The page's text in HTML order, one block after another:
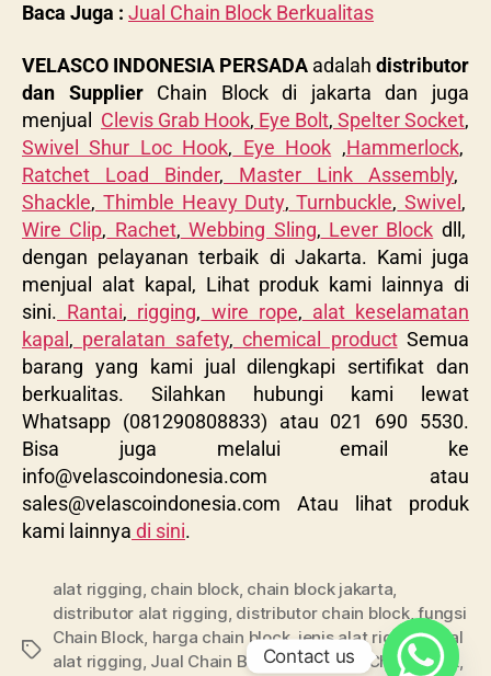
Baca Juga : Jual Chain Block Berkualitas
VELASCO INDONESIA PERSADA adalah distributor
dan SupplierChain Block di jakarta dan juga
menjual Clevis Grab Hook, Eye Bolt, Spelter Socket,
Swivel Shur Loc Hook, Eye Hook ,Hammerlock,
Ratchet Load Binder, Master Link Assembly,
Shackle, Thimble Heavy Duty, Turnbuckle, Swivel ,
Wire Clip, Rachet, Webbing Sling, Lever Block dll,
dengan pelayanan terbaik di Jakarta. Kami juga
menjual alat kapal, Lihat produk kami lainnya di
sini. Rantai, rigging, wire rope, alat keselamatan
kapal , peralatan safety, chemical productSemua
barang yang kami jual dilengkapi sertifikat dan
berkualitas. Silahkan hubungi kami lewat
Whatsapp (081290808833) atau 021 690 5530.
Bisa juga melalui email ke
info@velascoindonesia.com atau
sales@velascoindonesia.com Atau lihat produk
kami lainnya di sini.
alat rigging, chain block, chain block jakarta,
distributor alat rigging, distributor chain block,fungsi
Chain Block, harga chain block,jenis alat rigging,jual
alat rigging, Jual Chain Block,kegunaan Chain Block,
Contact us